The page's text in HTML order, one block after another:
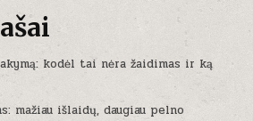
kodėl tai nėra žaidimas ir ką
mažiau išlaidų, daugiau pelno